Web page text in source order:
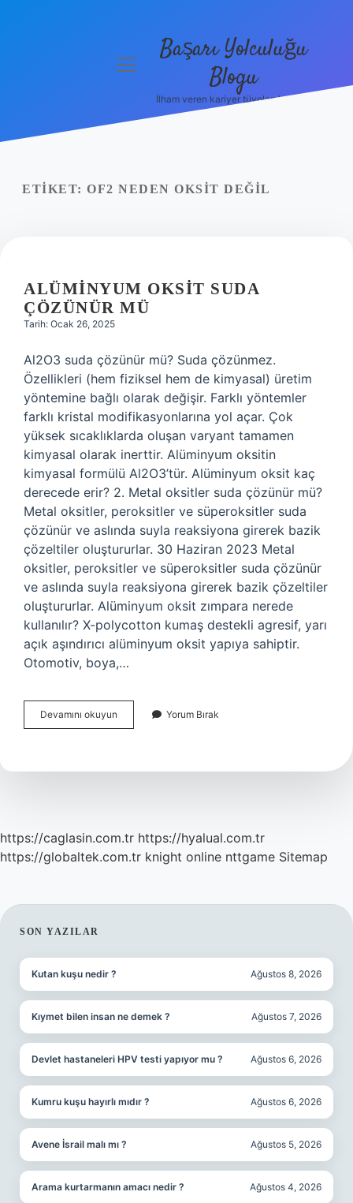
menüyüBaşarı Yolculuğu
Blogu
İlham veren kariyer tüyoları burada!
ETIKET: OF2 NEDEN OKSIT DEĞIL
ALÜMINYUM OKSIT SUDA
ÇÖZÜNÜR MÜ
Tarih: Ocak 26, 2025
Al2O3 suda çözünür mü? Suda çözünmez.
Özellikleri (hem fiziksel hem de kimyasal) üretim
yöntemine bağlı olarak değişir. Farklı yöntemler
farklı kristal modifikasyonlarına yol açar. Çok
yüksek sıcaklıklarda oluşan varyant tamamen
kimyasal olarak inerttir. Alüminyum oksitin
kimyasal formülü Al2O3’tür. Alüminyum oksit kaç
derecede erir? 2. Metal oksitler suda çözünür mü?
Metal oksitler, peroksitler ve süperoksitler suda
çözünür ve aslında suyla reaksiyona girerek bazik
çözeltiler oluştururlar. 30 Haziran 2023 Metal
oksitler, peroksitler ve süperoksitler suda çözünür
ve aslında suyla reaksiyona girerek bazik çözeltiler
oluştururlar. Alüminyum oksit zımpara nerede
kullanılır? X-polycotton kumaş destekli agresif, yarı
açık aşındırıcı alüminyum oksit yapıya sahiptir.
Otomotiv, boya,…
Devamını okuyun Alüminyum
Oksit
Mü
Yorum Bırak
https://caglasin.com.tr https://hyalual.com.tr
https://globaltek.com.tr knight online nttgame Sitemap
SIDEBAR
SON YAZILAR
Kutan kuşu nedir ? Ağustos 8, 2026
Kıymet bilen insan ne demek ? Ağustos 7, 2026
Devlet hastaneleri HPV testi yapıyor mu ? Ağustos 6, 2026
Kumru kuşu hayırlı mıdır ? Ağustos 6, 2026
Avene İsrail malı mı ? Ağustos 5, 2026
Arama kurtarmanın amacı nedir ? Ağustos 4, 2026